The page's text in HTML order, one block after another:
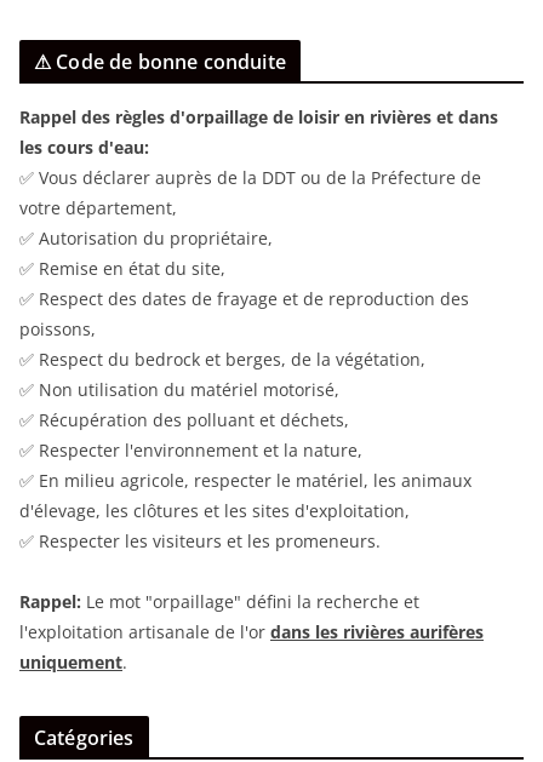
⚠ Code de bonne conduite
Rappel des règles d'orpaillage de loisir en rivières et dans
les cours d'eau:
✅ Vous déclarer auprès de la DDT ou de la Préfecture de
votre département,
✅ Autorisation du propriétaire,
✅ Remise en état du site,
✅ Respect des dates de frayage et de reproduction des
poissons,
✅ Respect du bedrock et berges, de la végétation,
✅ Non utilisation du matériel motorisé,
✅ Récupération des polluant et déchets,
✅ Respecter l'environnement et la nature,
✅ En milieu agricole, respecter le matériel, les animaux
d'élevage, les clôtures et les sites d'exploitation,
✅ Respecter les visiteurs et les promeneurs.
Rappel: Le mot "orpaillage" défini la recherche et
l'exploitation artisanale de l'or dans les rivières aurifères
uniquement.
Catégories